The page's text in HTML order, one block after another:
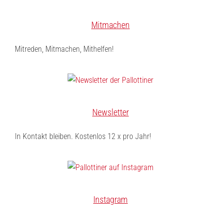
Mitmachen
Mitreden, Mitmachen, Mithelfen!
Newsletter
In Kontakt bleiben. Kostenlos 12 x pro Jahr!
Instagram